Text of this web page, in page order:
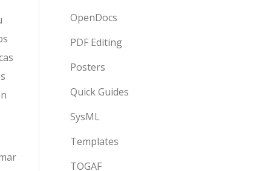
OpenDocs
PDF Editing
Posters
Quick Guides
SysML
Templates
TOGAF